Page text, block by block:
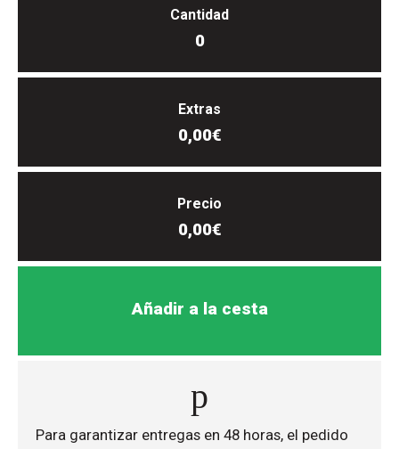
Cantidad
0
Extras
0,00€
Precio
0,00€
Añadir a la cesta
Para garantizar entregas en 48 horas, el pedido